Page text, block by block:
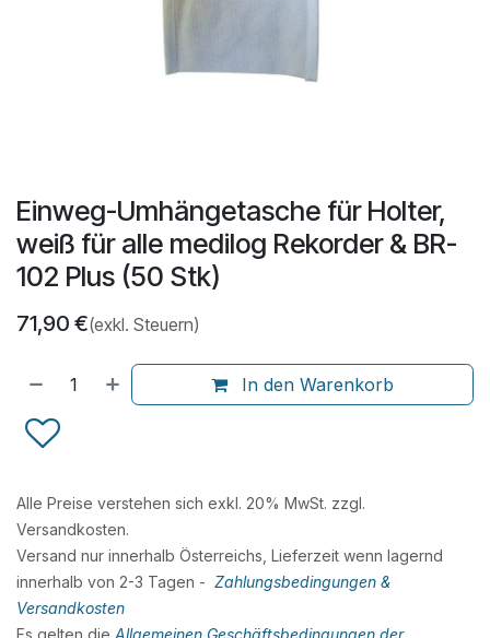
Einweg-Umhängetasche für Holter,
weiß für alle medilog Rekorder & BR-
102 Plus (50 Stk)
71,90 €(exkl. Steuern)
In den Warenkorb
Alle Preise verstehen sich exkl. 20% MwSt. zzgl.
Versandkosten.
Versand nur innerhalb Österreichs, Lieferzeit wenn lagernd
innerhalb von 2-3 Tagen - Zahlungsbedingungen &
Versandkosten
Es gelten die Allgemeinen Geschäftsbedingungen der